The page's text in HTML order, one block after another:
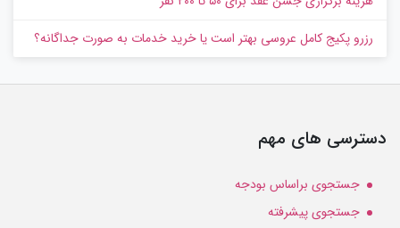
رزرو پکیج کامل عروسی بهتر است یا خرید خدمات به‌ صورت جداگانه؟
دسترسی های مهم
جستجوی براساس بودجه
جستجوی پیشرفته